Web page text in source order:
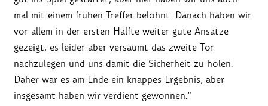
mal mit einem frühen Treffer belohnt. Danach haben wir
vor allem in der ersten Hälfte weiter gute Ansätze
gezeigt, es leider aber versäumt das zweite Tor
nachzulegen und uns damit die Sicherheit zu holen.
Daher war es am Ende ein knappes Ergebnis, aber
insgesamt haben wir verdient gewonnen."